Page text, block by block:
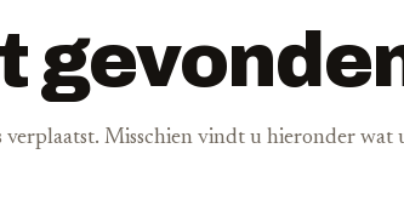
verplaatst. Misschien vindt u hieronder wat